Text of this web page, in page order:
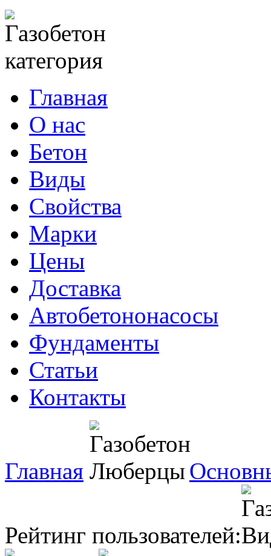
Главная
О нас
Бетон
Виды
Свойства
Марки
Цены
Доставка
Автобетононасосы
Фундаменты
Статьи
Контакты
Главная
Рейтинг пользователей: